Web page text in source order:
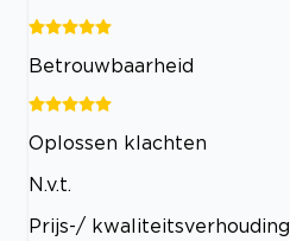
Betrouwbaarheid
Oplossen klachten
N.v.t.
Prijs-/ kwaliteitsverhouding